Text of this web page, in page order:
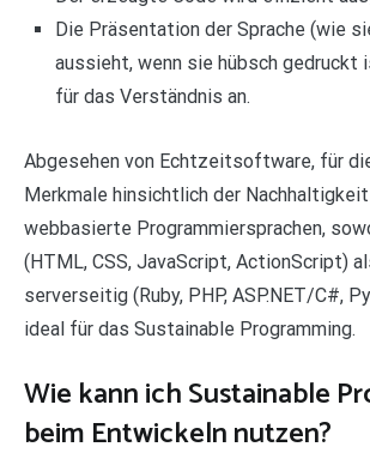
Die Präsentation der Sprache (wie
aussieht, wenn sie hübsch
für das Verständnis an.
Abgesehen von Echtzeitsoftware, für
Merkmale hinsichtlich der
webbasierte Programmiersprachen,
(HTML, CSS, JavaScript, ActionScript)
serverseitig (Ruby, PHP, ASP.NET/C#,
ideal für das Sustainable Programming.
Wie kann ich Sustainable
beim Entwickeln nutzen?